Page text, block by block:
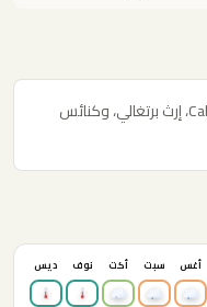
ولاية الشواطئ الهندية، Anjuna و Calangute، إرث برتغالي، وكنائس
أغس سبت أكت نوف ديس